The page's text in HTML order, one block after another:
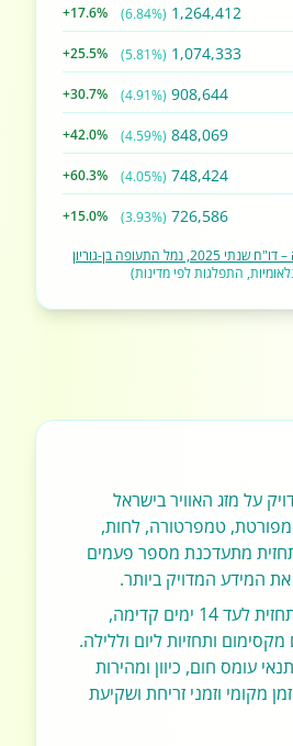
1,264,412
(6.84%)
+17.6%
1,074,333
(5.81%)
+25.5%
908,644
(4.91%)
+30.7%
848,069
(4.59%)
+42.0%
748,424
(4.05%)
+60.3%
726,586
(3.93%)
+15.0%
התעופה בן-גוריון
התפלגות לפי מדינות)
על מזג האוויר בישראל
מפורטת, טמפרטורה, לחות,
מתעדכנת מספר פעמים
המידע המדויק ביותר.
באתר תוכלו למצוא תחזית לעד 14 ימים קדימה,
ותחזיות ליום וללילה.
עומס חום, כיוון ומהירות
מקומי וזמני זריחת ושקיעת